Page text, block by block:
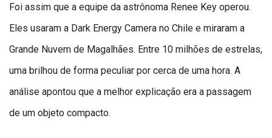
Foi assim que a equipe da astrônoma Renee Key operou.
Eles usaram a Dark Energy Camera no Chile e miraram a
Grande Nuvem de Magalhães. Entre 10 milhões de estrelas,
uma brilhou de forma peculiar por cerca de uma hora. A
análise apontou que a melhor explicação era a passagem
de um objeto compacto.